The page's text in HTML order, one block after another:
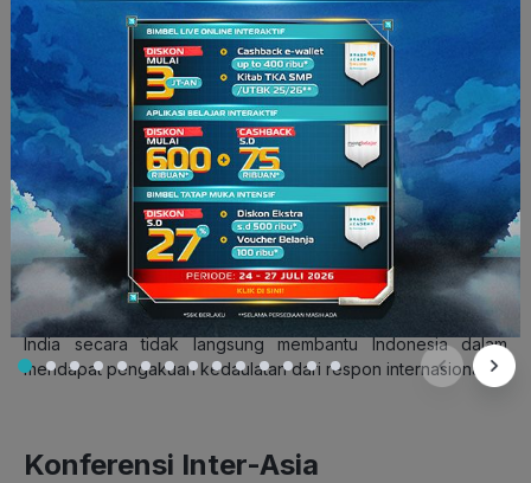
pimpinan India dan dunia internasional.
PPII berjuang melalui media informasi seperti penyiaran berita
lewat radio dan penerbitan buletin atau surat kabar yang
diterbitkan dalam bahasa Indonesia, bahasa Urdu, dan
bahasa Inggris untuk lebih meluaskan informasi mengenai
kondisi Indonesia dalam mempertahankan kedaulatan dan
kemerdekaannya.
Baca Juga: Perjalanan Politik Apartheid di Afrika Selatan
Nah, tentunya PPII ini tidak bisa beroperasi dengan mulus di
India kalau bukan dengan bantuan dan dukungan dari India
sendiri. Ini menjadi bukti bahwa kedekatan Indonesia dengan
India secara tidak langsung membantu Indonesia dalam
mendapat pengakuan kedaulatan dari respon internasional.
Konferensi Inter-Asia